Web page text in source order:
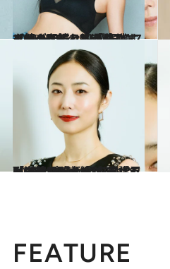
2026.6.17
【続きを読む】「1日のスタートをどう切るかで…」MEGUMIが実践する朝の習慣と、運動なしでもダイエットが成功する“ルーティン”
ビューティ＆ヘルス
2026.2.16
〈海外でも大ヒット〉MEGUMIらが明かす『ラヴ上等』『ボーイフレンド』の“裏側”「“ジャパニーズ・ヤンキー”を意識」「キャスティングには“忍耐”が…」
カルチャー
FEATURE